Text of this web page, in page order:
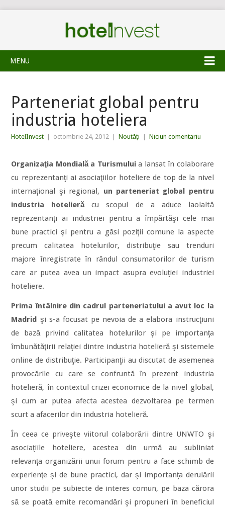
MENU
Parteneriat global pentru
industria hoteliera
HotelInvest octombrie 24, 2012 Noutăți Niciun comentariu
Organizaţia Mondială a Turismuluia lansat în colaborare
cu reprezentanţi ai asociaţiilor hoteliere de top de la nivel
internaţional şi regional, un parteneriat global pentru
industria hotelierăcu scopul de a aduce laolaltă
reprezentanţi ai industriei pentru a împărtăşi cele mai
bune practici şi pentru a găsi poziţii comune la aspecte
precum calitatea hotelurilor, distribuţie sau trenduri
majore înregistrate în rândul consumatorilor de turism
care ar putea avea un impact asupra evoluţiei industriei
hoteliere.
Prima întâlnire din cadrul parteneriatului a avut loc la
Madrid şi s-a focusat pe nevoia de a elabora instrucţiuni
de bază privind calitatea hotelurilor şi pe importanţa
îmbunătăţirii relaţiei dintre industria hotelieră şi sistemele
online de distribuţie. Participanţii au discutat de asemenea
provocările cu care se confruntă în prezent industria
hotelieră, în contextul crizei economice de la nivel global,
şi cum ar putea afecta acestea dezvoltarea pe termen
scurt a afacerilor din industria hotelieră.
În ceea ce priveşte viitorul colaborării dintre UNWTO şi
asociaţiile hoteliere, acestea din urmă au subliniat
relevanţa organizării unui forum pentru a face schimb de
experienţe şi de bune practici, dar şi importanţa derulării
unor studii pe subiecte de interes comun, pe baza cărora
să se poată emite recomandări şi propuneri în beneficiul